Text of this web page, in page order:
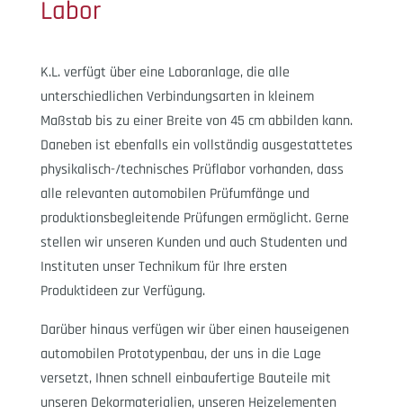
Labor
K.L. verfügt über eine Laboranlage, die alle
unterschiedlichen Verbindungsarten in kleinem
Maßstab bis zu einer Breite von 45 cm abbilden kann.
Daneben ist ebenfalls ein vollständig ausgestattetes
physikalisch-/technisches Prüflabor vorhanden, dass
alle relevanten automobilen Prüfumfänge und
produktionsbegleitende Prüfungen ermöglicht. Gerne
stellen wir unseren Kunden und auch Studenten und
Instituten unser Technikum für Ihre ersten
Produktideen zur Verfügung.
Darüber hinaus verfügen wir über einen hauseigenen
automobilen Prototypenbau, der uns in die Lage
versetzt, Ihnen schnell einbaufertige Bauteile mit
unseren Dekormaterialien, unseren Heizelementen